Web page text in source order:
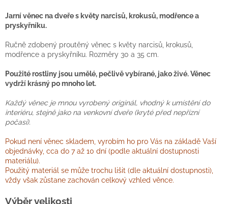
Jarní věnec na dveře s květy narcisů, krokusů, modřence a
pryskyřníku.
Ručně zdobený proutěný věnec s květy narcisů, krokusů,
modřence a pryskyřníku. Rozměry 30 a 35 cm.
Použité rostliny jsou umělé, pečlivě vybírané, jako živé. Věnec
vydrží krásný po mnoho let.
Každý věnec je mnou vyrobený originál, vhodný k umístění do
interiéru, stejně jako na venkovní dveře (kryté před nepřízní
počasí).
Pokud není věnec skladem, vyrobím ho pro Vás na základě Vaší
objednávky, cca do 7 až 10 dní (podle aktuální dostupnosti
materiálu).
Použitý materiál se může trochu lišit (dle aktuální dostupnosti),
vždy však zůstane zachován celkový vzhled věnce.
Výběr velikosti